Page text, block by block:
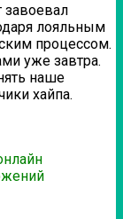
завоевал
лояльным
процессом.
уже завтра.
наше
хайпа.